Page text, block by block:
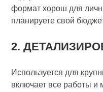
формат хорош для
планируете свой
2.
Используется для
включает все работы и